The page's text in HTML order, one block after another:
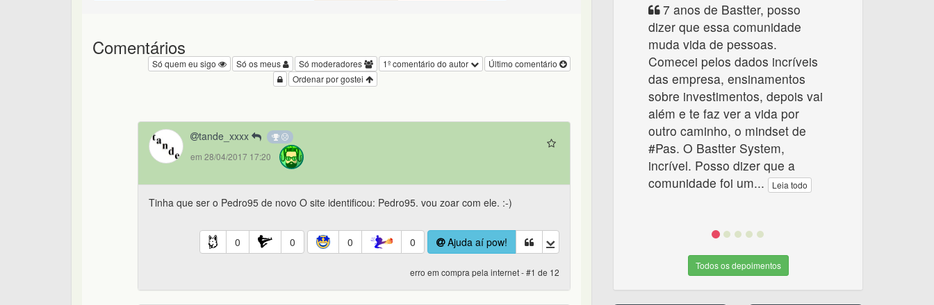
Comentários
Último comentário
1º comentário do autor
Só moderadores
Só os meus
Só quem eu sigo
Ordenar por gostei
tande_xxxx
em 28/04/2017 17:20
Tinha que ser o Pedro95 de novo O site identificou: Pedro95. vou zoar com ele. :-)
0 0 0 0 Ajuda aí pow!
erro em compra pela internet - #1 de 12
7 anos de Bastter, posso
dizer que essa comunidade
muda vida de pessoas.
Comecei pelos dados incríveis
das empresa, ensinamentos
sobre investimentos, depois vai
além e te faz ver a vida por
outro caminho, o mindset de
#Pas. O Bastter System,
incrível. Posso dizer que a
comunidade foi um... Leia todo
Todos os depoimentos